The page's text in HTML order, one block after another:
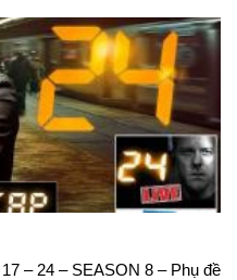
– 24 – SEASON 8 – Phụ đề